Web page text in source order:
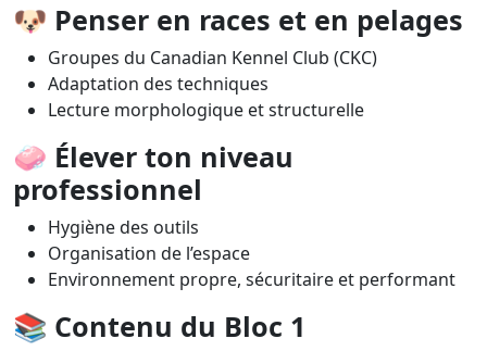
🐶 Penser en races et en pelages
Groupes du Canadian Kennel Club (CKC)
Adaptation des techniques
Lecture morphologique et structurelle
🧼 Élever ton niveau
professionnel
Hygiène des outils
Organisation de l’espace
Environnement propre, sécuritaire et performant
📚 Contenu du Bloc 1